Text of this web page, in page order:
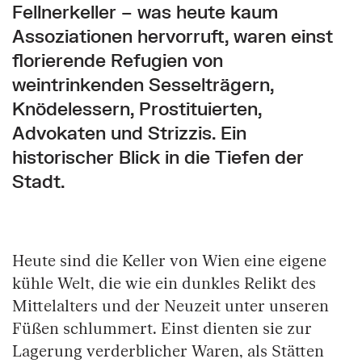
Fellnerkeller – was heute kaum
Assoziationen hervorruft, waren einst
florierende Refugien von
weintrinkenden Sesselträgern,
Knödelessern, Prostituierten,
Advokaten und Strizzis. Ein
historischer Blick in die Tiefen der
Stadt.
Heute sind die Keller von Wien eine eigene
kühle Welt, die wie ein dunkles Relikt des
Mittelalters und der Neuzeit unter unseren
Füßen schlummert. Einst dienten sie zur
Lagerung verderblicher Waren, als Stätten